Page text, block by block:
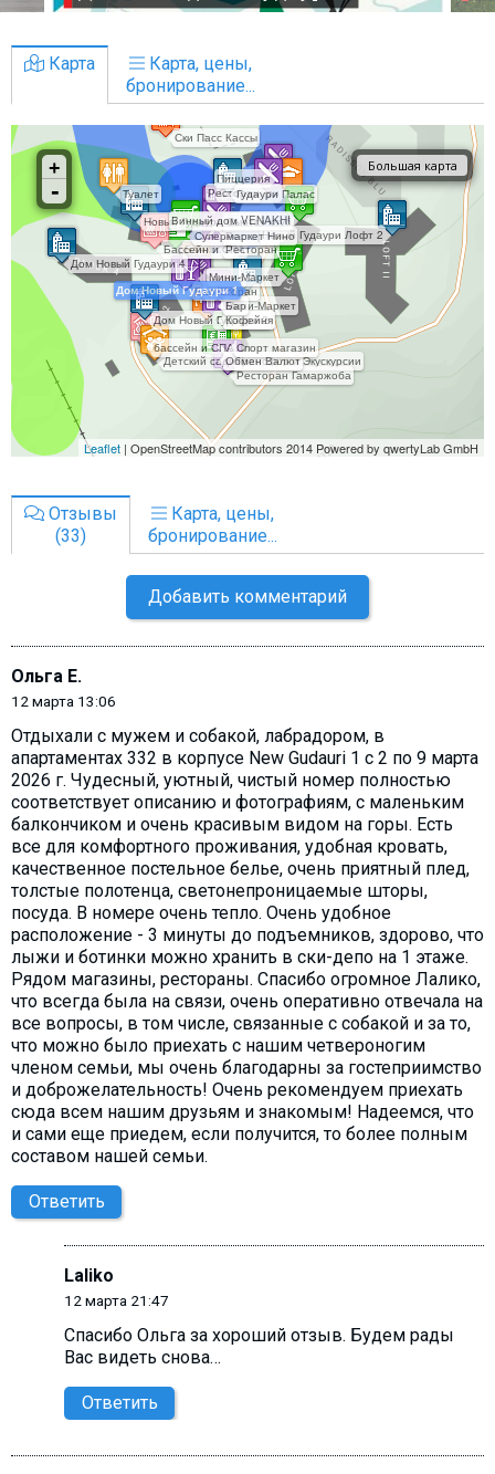
Карта
Карта, цены,
бронирование...
Отзывы
(33)
Карта, цены,
бронирование...
Добавить комментарий
Ольга Е.
12 марта 13:06
Отдыхали с мужем и собакой, лабрадором, в
апартаментах 332 в корпусе New Gudauri 1 с 2 по 9 марта
2026 г. Чудесный, уютный, чистый номер полностью
соответствует описанию и фотографиям, с маленьким
балкончиком и очень красивым видом на горы. Есть
все для комфортного проживания, удобная кровать,
качественное постельное белье, очень приятный плед,
толстые полотенца, светонепроницаемые шторы,
посуда. В номере очень тепло. Очень удобное
расположение - 3 минуты до подъемников, здорово, что
лыжи и ботинки можно хранить в ски-депо на 1 этаже.
Рядом магазины, рестораны. Спасибо огромное Лалико,
что всегда была на связи, очень оперативно отвечала на
все вопросы, в том числе, связанные с собакой и за то,
что можно было приехать с нашим четвероногим
членом семьи, мы очень благодарны за гостеприимство
и доброжелательность! Очень рекомендуем приехать
сюда всем нашим друзьям и знакомым! Надеемся, что
и сами еще приедем, если получится, то более полным
составом нашей семьи.
Ответить
Laliko
12 марта 21:47
Спасибо Ольга за хороший отзыв. Будем рады
Вас видеть снова…
Ответить